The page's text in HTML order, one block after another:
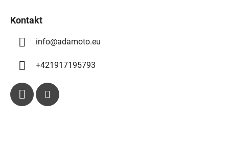
Kontakt
info@adamoto.eu
+421917195793